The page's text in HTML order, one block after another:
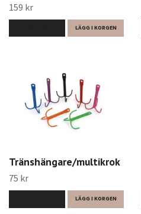
159 kr
LÄGG I KORGEN
Tränshängare/multikrok
75 kr
LÄGG I KORGEN